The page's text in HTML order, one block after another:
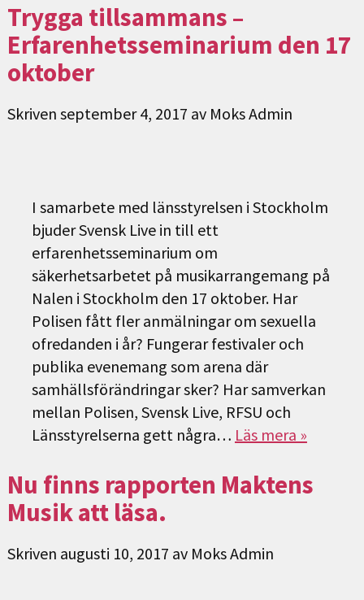
Trygga tillsammans –
Erfarenhetsseminarium den 17
oktober
Skriven september 4, 2017 av Moks Admin
I samarbete med länsstyrelsen i Stockholm
bjuder Svensk Live in till ett
erfarenhetsseminarium om
säkerhetsarbetet på musikarrangemang på
Nalen i Stockholm den 17 oktober. Har
Polisen fått fler anmälningar om sexuella
ofredanden i år? Fungerar festivaler och
publika evenemang som arena där
samhällsförändringar sker? Har samverkan
mellan Polisen, Svensk Live, RFSU och
Länsstyrelserna gett några… Läs mera »
Nu finns rapporten Maktens
Musik att läsa.
Skriven augusti 10, 2017 av Moks Admin